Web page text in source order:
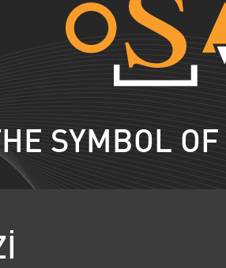
SYMBOL